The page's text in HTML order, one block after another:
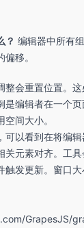
？ 编辑器中所有
移。
整会重置位置。
是编辑者在一个
间大小。
可以看到在将编
关元素对齐。工
触发更新。窗口
GrapesJS/